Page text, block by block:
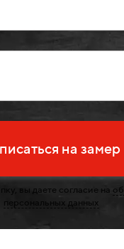
на замер
вы даете согласие на
персональных данных